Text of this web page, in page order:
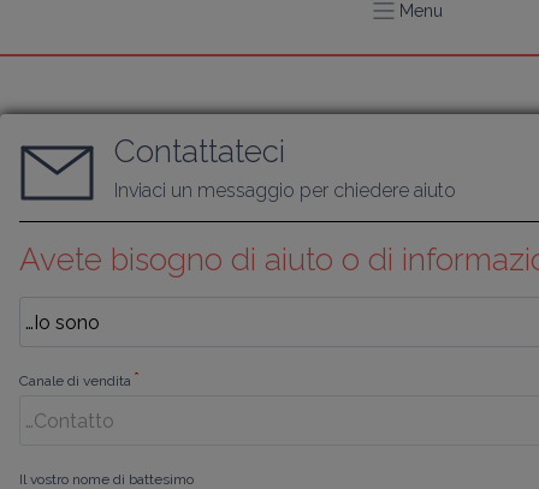
Menu
Contattateci
Inviaci un messaggio per chiedere aiuto
Avete bisogno di aiuto o di
Canale di vendita *
Il vostro nome di battesimo